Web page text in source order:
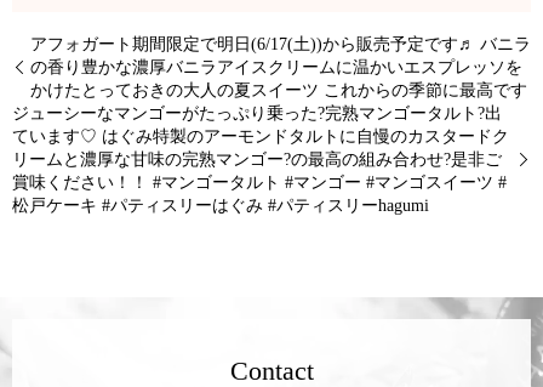
️アフォガート️期間限定で明日(6/17(土))から販売予定です♬ バニラ
の香り豊かな濃厚バニラアイスクリームに温かいエスプレッソを
かけたとっておきの大人の夏スイーツ これからの季節に最高です
ジューシーなマンゴーがたっぷり乗った?完熟マンゴータルト?出
ています♡ はぐみ特製のアーモンドタルトに自慢のカスタードク
リームと濃厚な甘味の完熟マンゴー?の最高の組み合わせ?是非ご
賞味ください！！ #マンゴータルト #マンゴー #マンゴスイーツ #
松戸ケーキ #パティスリーはぐみ #パティスリーhagumi
Contact